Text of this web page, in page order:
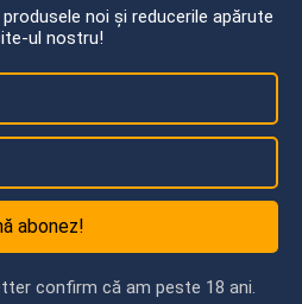
noi și reducerile apărute
ul nostru!
abonez!
confirm că am peste 18 ani.